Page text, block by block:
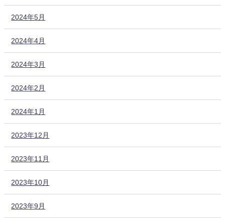
2024年5月
2024年4月
2024年3月
2024年2月
2024年1月
2023年12月
2023年11月
2023年10月
2023年9月